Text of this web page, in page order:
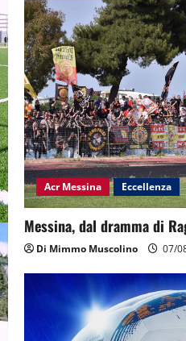
Acr Messina Eccellenza
Messina, dal dramma di
Di Mimmo Muscolino 07/